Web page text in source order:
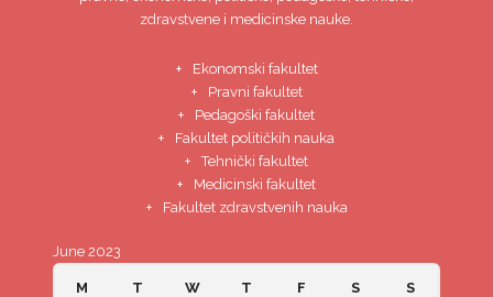
zdravstvene i medicinske nauke.
Ekonomski fakultet
Pravni fakultet
Pedagoški fakultet
Fakultet političkih nauka
Tehnički fakultet
Medicinski fakultet
Fakultet zdravstvenih nauka
June 2023
M T W T F S S